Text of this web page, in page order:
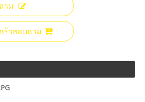
าม
ร้าสอบถาม